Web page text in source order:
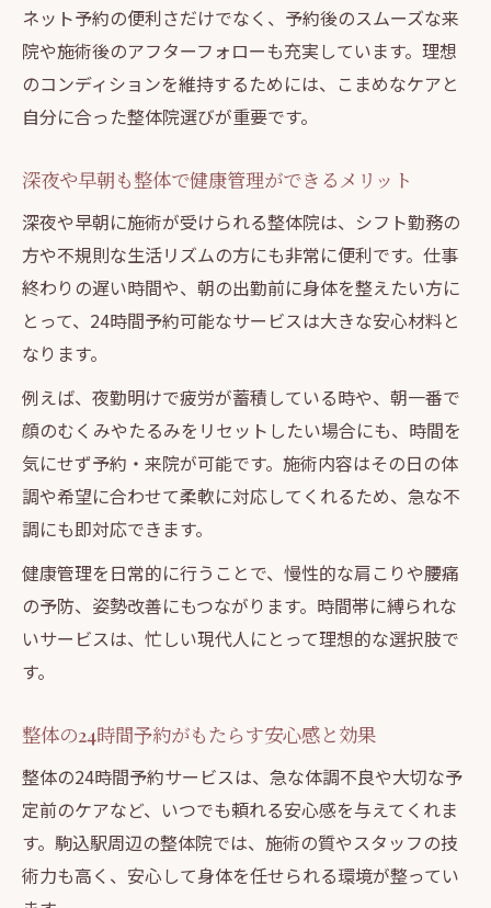
ネット予約の便利さだけでなく、予約後のスムーズな来
院や施術後のアフターフォローも充実しています。理想
のコンディションを維持するためには、こまめなケアと
自分に合った整体院選びが重要です。
深夜や早朝も整体で健康管理ができるメリット
深夜や早朝に施術が受けられる整体院は、シフト勤務の
方や不規則な生活リズムの方にも非常に便利です。仕事
終わりの遅い時間や、朝の出勤前に身体を整えたい方に
とって、24時間予約可能なサービスは大きな安心材料と
なります。
例えば、夜勤明けで疲労が蓄積している時や、朝一番で
顔のむくみやたるみをリセットしたい場合にも、時間を
気にせず予約・来院が可能です。施術内容はその日の体
調や希望に合わせて柔軟に対応してくれるため、急な不
調にも即対応できます。
健康管理を日常的に行うことで、慢性的な肩こりや腰痛
の予防、姿勢改善にもつながります。時間帯に縛られな
いサービスは、忙しい現代人にとって理想的な選択肢で
す。
整体の24時間予約がもたらす安心感と効果
整体の24時間予約サービスは、急な体調不良や大切な予
定前のケアなど、いつでも頼れる安心感を与えてくれま
す。駒込駅周辺の整体院では、施術の質やスタッフの技
術力も高く、安心して身体を任せられる環境が整ってい